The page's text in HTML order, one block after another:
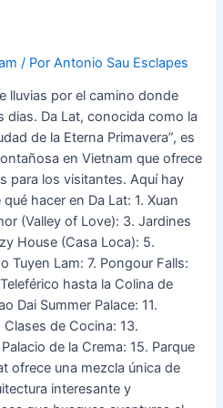
/ PorAntonio Sau Esclapes
lluvias por el camino donde
dias. Da Lat, conocida como la
de la Eterna Primavera”, es
en Vietnam que ofrece
para los visitantes. Aquí hay
hacer en Da Lat: 1. Xuan
(Valley of Love): 3. Jardines
House (Casa Loca): 5.
Tuyen Lam: 7. Pongour Falls:
hasta la Colina de
Dai Summer Palace: 11.
de Cocina: 13.
de la Crema: 15. Parque
ofrece una mezcla única de
interesante y